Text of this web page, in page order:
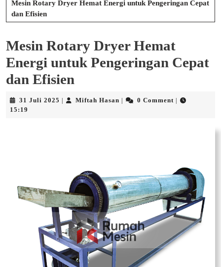
Mesin Rotary Dryer Hemat Energi untuk Pengeringan Cepat
dan Efisien
Mesin Rotary Dryer Hemat
Energi untuk Pengeringan Cepat
dan Efisien
31 Juli 2025 31
Miftah Hasan Miftah0 Comment
15:19